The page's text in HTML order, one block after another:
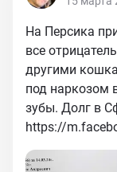
На Персика
все
другими
под наркозом
зубы. Долг в
https://